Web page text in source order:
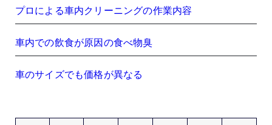
プロによる車内クリーニングの作業内容
車内での飲食が原因の食べ物臭
車のサイズでも価格が異なる